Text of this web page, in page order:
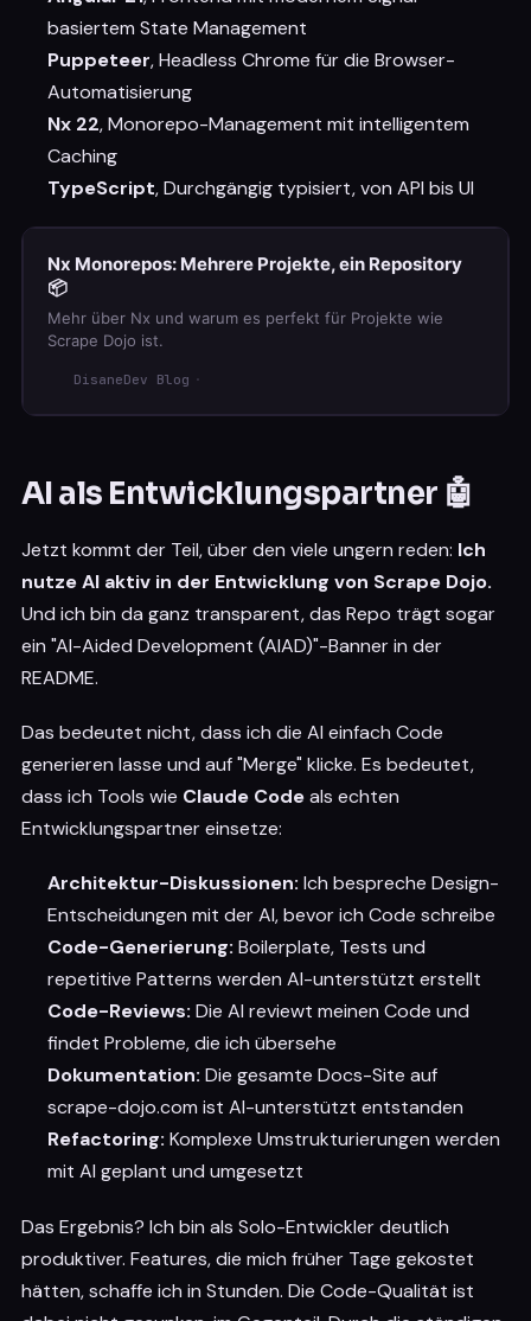
basiertem State Management
Puppeteer, Headless Chrome für die Browser-
Automatisierung
Nx 22, Monorepo-Management mit intelligentem
Caching
TypeScript, Durchgängig typisiert, von API bis UI
Nx Monorepos: Mehrere Projekte, ein Repository
📦
Mehr über Nx und warum es perfekt für Projekte wie
Scrape Dojo ist.
DisaneDev Blog
AI als Entwicklungspartner 🤖
Jetzt kommt der Teil, über den viele ungern reden: Ich
nutze AI aktiv in der Entwicklung von Scrape Dojo.
Und ich bin da ganz transparent, das Repo trägt sogar
ein "AI-Aided Development (AIAD)"-Banner in der
README.
Das bedeutet nicht, dass ich die AI einfach Code
generieren lasse und auf "Merge" klicke. Es bedeutet,
dass ich Tools wie Claude Codeals echten
Entwicklungspartner einsetze:
Architektur-Diskussionen: Ich bespreche Design-
Entscheidungen mit der AI, bevor ich Code schreibe
Code-Generierung: Boilerplate, Tests und
repetitive Patterns werden AI-unterstützt erstellt
Code-Reviews: Die AI reviewt meinen Code und
findet Probleme, die ich übersehe
Dokumentation: Die gesamte Docs-Site auf
scrape-dojo.com ist AI-unterstützt entstanden
Refactoring: Komplexe Umstrukturierungen werden
mit AI geplant und umgesetzt
Das Ergebnis? Ich bin als Solo-Entwickler deutlich
produktiver. Features, die mich früher Tage gekostet
hätten, schaffe ich in Stunden. Die Code-Qualität ist